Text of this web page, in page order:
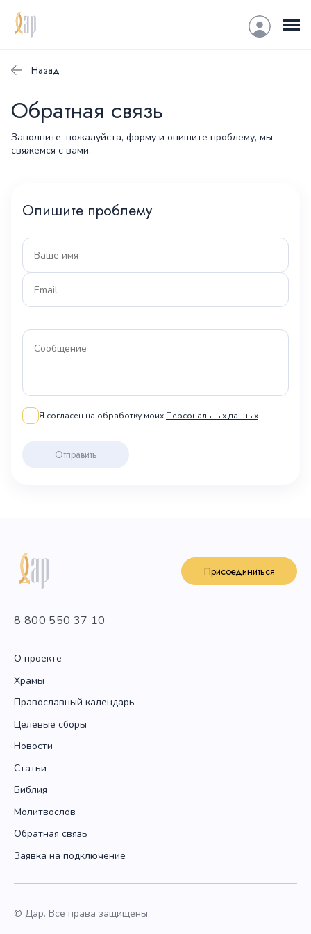
Назад
Обратная связь
Заполните, пожалуйста, форму и опишите проблему, мы
свяжемся с вами.
Опишите проблему
Я согласен на обработку моих Персональных данных
Отправить
О проекте
Храмы
Православный календарь
Целевые сборы
Новости
Статьи
Библия
Молитвослов
Обратная связь
Заявка на подключение
Присоединиться
8 800 550 37 10
© Дар. Все права защищены